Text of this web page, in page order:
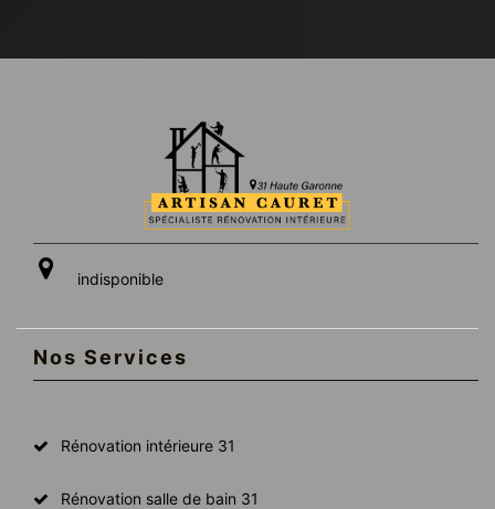
indisponible
Nos Services
Rénovation intérieure 31
Rénovation salle de bain 31